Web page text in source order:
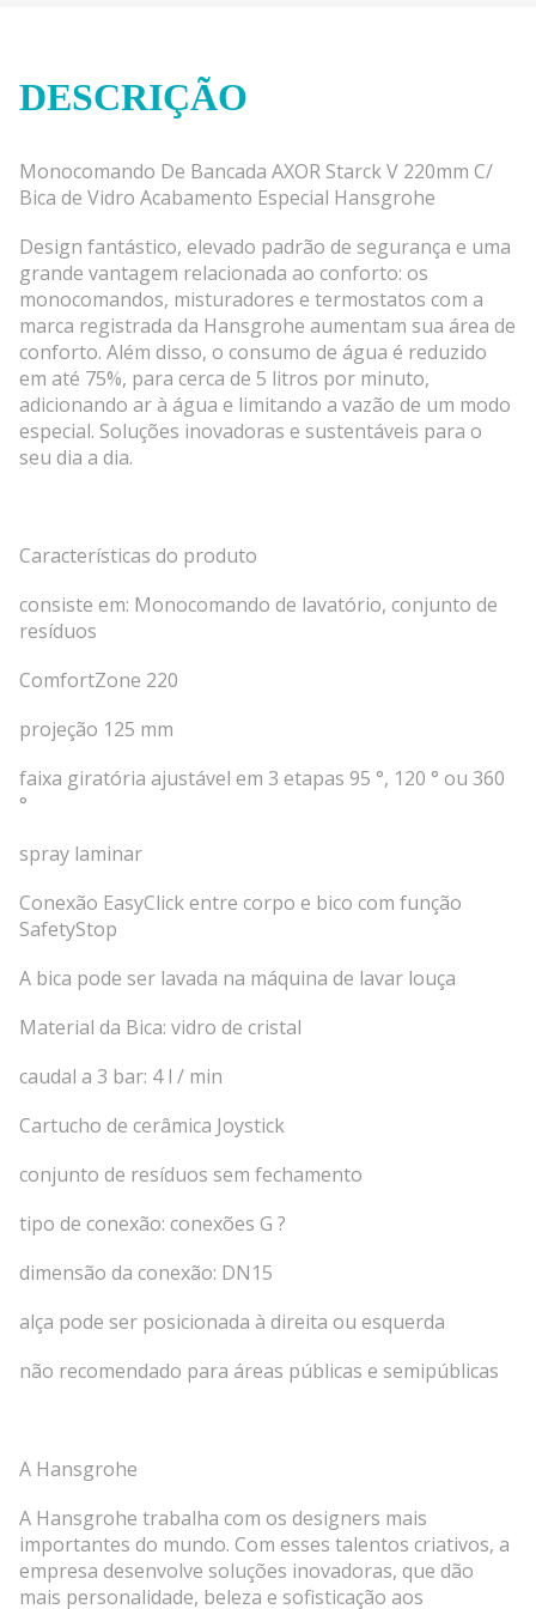
DESCRIÇÃO
Monocomando De Bancada AXOR Starck V 220mm C/
Bica de Vidro Acabamento Especial Hansgrohe
Design fantástico, elevado padrão de segurança e uma
grande vantagem relacionada ao conforto: os
monocomandos, misturadores e termostatos com a
marca registrada da Hansgrohe aumentam sua área de
conforto. Além disso, o consumo de água é reduzido
em até 75%, para cerca de 5 litros por minuto,
adicionando ar à água e limitando a vazão de um modo
especial. Soluções inovadoras e sustentáveis para o
seu dia a dia.
Características do produto
consiste em: Monocomando de lavatório, conjunto de
resíduos
ComfortZone 220
projeção 125 mm
faixa giratória ajustável em 3 etapas 95 °, 120 ° ou 360
°
spray laminar
Conexão EasyClick entre corpo e bico com função
SafetyStop
A bica pode ser lavada na máquina de lavar louça
Material da Bica: vidro de cristal
caudal a 3 bar: 4 l / min
Cartucho de cerâmica Joystick
conjunto de resíduos sem fechamento
tipo de conexão: conexões G ?
dimensão da conexão: DN15
alça pode ser posicionada à direita ou esquerda
não recomendado para áreas públicas e semipúblicas
A Hansgrohe
A Hansgrohe trabalha com os designers mais
importantes do mundo. Com esses talentos criativos, a
empresa desenvolve soluções inovadoras, que dão
mais personalidade, beleza e sofisticação aos